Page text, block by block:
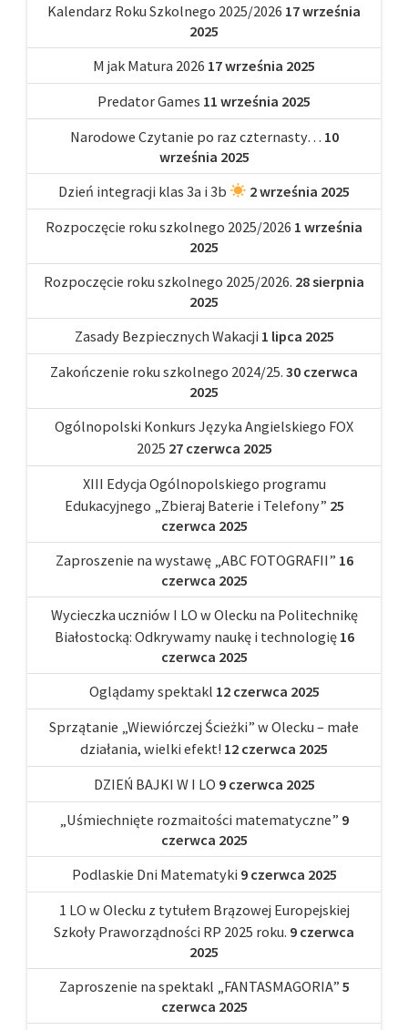
Kalendarz Roku Szkolnego 2025/2026 17 września
2025
M jak Matura 2026 17 września 2025
Predator Games 11 września 2025
Narodowe Czytanie po raz czternasty… 10
września 2025
Dzień integracji klas 3a i 3b
2 września 2025
Rozpoczęcie roku szkolnego 2025/2026 1 września
2025
Rozpoczęcie roku szkolnego 2025/2026. 28 sierpnia
2025
Zasady Bezpiecznych Wakacji 1 lipca 2025
Zakończenie roku szkolnego 2024/25. 30 czerwca
2025
Ogólnopolski Konkurs Języka Angielskiego FOX
2025 27 czerwca 2025
XIII Edycja Ogólnopolskiego programu
Edukacyjnego „Zbieraj Baterie i Telefony” 25
czerwca 2025
Zaproszenie na wystawę „ABC FOTOGRAFII” 16
czerwca 2025
Wycieczka uczniów I LO w Olecku na Politechnikę
Białostocką: Odkrywamy naukę i technologię 16
czerwca 2025
Oglądamy spektakl 12 czerwca 2025
Sprzątanie „Wiewiórczej Ścieżki” w Olecku – małe
działania, wielki efekt! 12 czerwca 2025
DZIEŃ BAJKI W I LO 9 czerwca 2025
„Uśmiechnięte rozmaitości matematyczne” 9
czerwca 2025
Podlaskie Dni Matematyki 9 czerwca 2025
1 LO w Olecku z tytułem Brązowej Europejskiej
Szkoły Praworządności RP 2025 roku. 9 czerwca
2025
Zaproszenie na spektakl „FANTASMAGORIA” 5
czerwca 2025